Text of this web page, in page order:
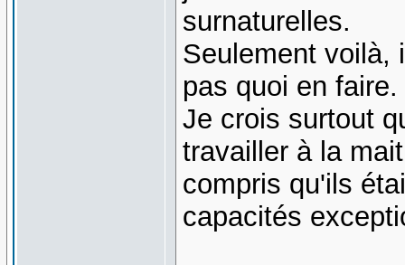
surnaturelles.
Seulement voilà,
pas quoi en faire.
Je crois surtout
travailler à la
compris qu'ils
capacités